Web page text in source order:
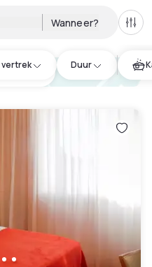
Wanneer?
vertrek Duur